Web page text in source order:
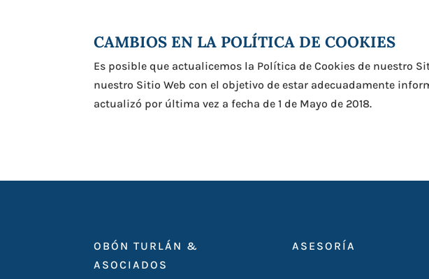
CAMBIOS EN LA POLÍTICA DE COOKIES
Es posible que actualicemos la Política de Cookies de nuestro
nuestro Sitio Web con el objetivo de estar adecuadamente
actualizó por última vez a fecha de 1 de Mayo de 2018.
OBÓN TURLÁN &
ASOCIADOS
ASESORÍA